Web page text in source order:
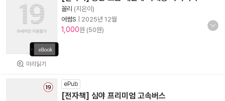
미리읽기
꼴리 (지은이)
어썸S
2025년 12월
1,000원 (50원)
ePub
[전자책] 심야 프리미엄 고속버스